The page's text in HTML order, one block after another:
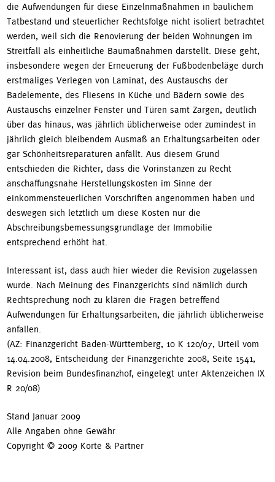
die Aufwendungen für diese Einzelnmaßnahmen in baulichem
Tatbestand und steuerlicher Rechtsfolge nicht isoliert betrachtet
werden, weil sich die Renovierung der beiden Wohnungen im
Streitfall als einheitliche Baumaßnahmen darstellt. Diese geht,
insbesondere wegen der Erneuerung der Fußbodenbeläge durch
erstmaliges Verlegen von Laminat, des Austauschs der
Badelemente, des Fliesens in Küche und Bädern sowie des
Austauschs einzelner Fenster und Türen samt Zargen, deutlich
über das hinaus, was jährlich üblicherweise oder zumindest in
jährlich gleich bleibendem Ausmaß an Erhaltungsarbeiten oder
gar Schönheitsreparaturen anfällt. Aus diesem Grund
entschieden die Richter, dass die Vorinstanzen zu Recht
anschaffungsnahe Herstellungskosten im Sinne der
einkommensteuerlichen Vorschriften angenommen haben und
deswegen sich letztlich um diese Kosten nur die
Abschreibungsbemessungsgrundlage der Immobilie
entsprechend erhöht hat.
Interessant ist, dass auch hier wieder die Revision zugelassen
wurde. Nach Meinung des Finanzgerichts sind nämlich durch
Rechtsprechung noch zu klären die Fragen betreffend
Aufwendungen für Erhaltungsarbeiten, die jährlich üblicherweise
anfallen.
(AZ: Finanzgericht Baden-Württemberg, 10 K 120/07, Urteil vom
14.04.2008, Entscheidung der Finanzgerichte 2008, Seite 1541,
Revision beim Bundesfinanzhof, eingelegt unter Aktenzeichen IX
R 20/08)
Stand Januar 2009
Alle Angaben ohne Gewähr
Copyright © 2009 Korte & Partner